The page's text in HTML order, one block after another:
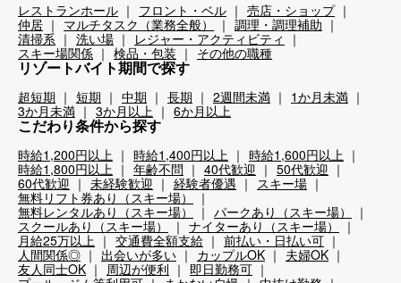
レストランホール フロント・ベル
売店・ショップ
仲居
マルチタスク（業務全般）
調理・調理補助
清掃系
洗い場
レジャー・アクティビティ
スキー場関係
検品・包装 その他の職種
リゾートバイト期間で探す
超短期 短期 中期 長期 2週間未満
1か月未満
3か月未満
3か月以上 6か月以上
こだわり条件から探す
時給1,200円以上 時給1,400円以上
時給1,600円以上
時給1,800円以上
年齢不問 40代歓迎
50代歓迎
60代歓迎
未経験歓迎 経験者優遇
スキー場
無料リフト券あり（スキー場）
無料レンタルあり（スキー場）
パークあり（スキー場）
スクールあり（スキー場）
ナイターあり（スキー場）
月給25万以上
交通費全額支給
前払い・日払い可
人間関係◎
出会いが多い カップルOK
夫婦OK
友人同士OK
周辺が便利
即日勤務可